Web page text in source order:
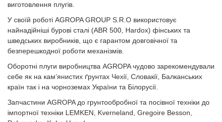
виготовлення плугів.
У своїй роботі AGROPA GROUP S.R.O використовує
найнадійніші бурові сталі (ABR 500, Hardox) фінських та
шведських виробників, що є гарантом довговічної та
безперешкодної роботи механізмів.
Оборотні плуги виробництва AGROPA чудово зарекомендували
себе як на кам’янистих ґрунтах Чехії, Словакії, Балканських
країн так і на чорноземах України та Білорусії.
Запчастини AGROPA до грунтообробної та посівної техніки до
імпортної техніки LEMKEN, Kverneland, Gregoire Besson,